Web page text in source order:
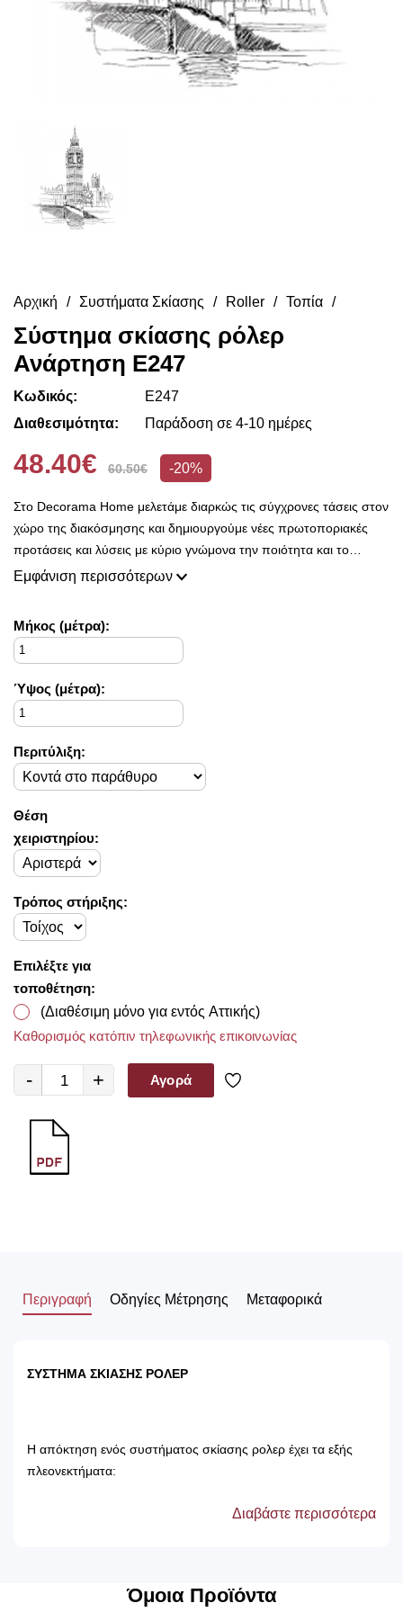
Αρχική Συστήματα Σκίασης Roller Τοπία
Σύστημα σκίασης ρόλερ
Ανάρτηση E247
Κωδικός:
E247
Διαθεσιμότητα:
Παράδοση σε 4-10 ημέρες
48.40€ 60.50€ -20%
Στο Decorama Home μελετάμε διαρκώς τις σύγχρονες τάσεις στον
χώρο της διακόσμησης και δημιουργούμε νέες πρωτοποριακές
προτάσεις και λύσεις με κύριο γνώμονα την ποιότητα και το
ασύγκριτο design, προκειμένου να είμαστε πάντοτε σε θέση να
φρέσκες ιδέες διακόσμησης, που ικανοποιούν ακόμη και τους πιο
απαιτητικούς!
ασύγκριτο στυλ στο προσωπικό σας χώρο και να τον αναδείξουμε
με τον πιο όμορφο τρόπο!
Εμφάνιση περισσότερων
Mήκος (μέτρα):
Ύψος (μέτρα):
Περιτύλιξη:
Θέση
χειριστηρίου:
Τρόπος στήριξης:
Επιλέξτε για
τοποθέτηση:
(Διαθέσιμη μόνο για εντός Αττικής)
Καθορισμός κατόπιν τηλεφωνικής επικοινωνίας
- + Αγορά
Περιγραφή Οδηγίες Μέτρησης Μεταφορικά
ΣΥΣΤΗΜΑ ΣΚΙΑΣΗΣ ΡΟΛΕΡ
Η απόκτηση ενός συστήματος σκίασης ρολερ έχει τα εξής
πλεονεκτήματα:
μόνο με ένα ελαφρός νωπό βέτεξ ή με
ατμοκαθαριστή.
Διαβάστε περισσότερα
Όμοια Προϊόντα